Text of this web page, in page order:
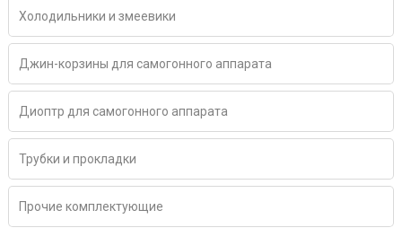
Холодильники и змеевики
Джин-корзины для самогонного аппарата
Диоптр для самогонного аппарата
Трубки и прокладки
Прочие комплектующие